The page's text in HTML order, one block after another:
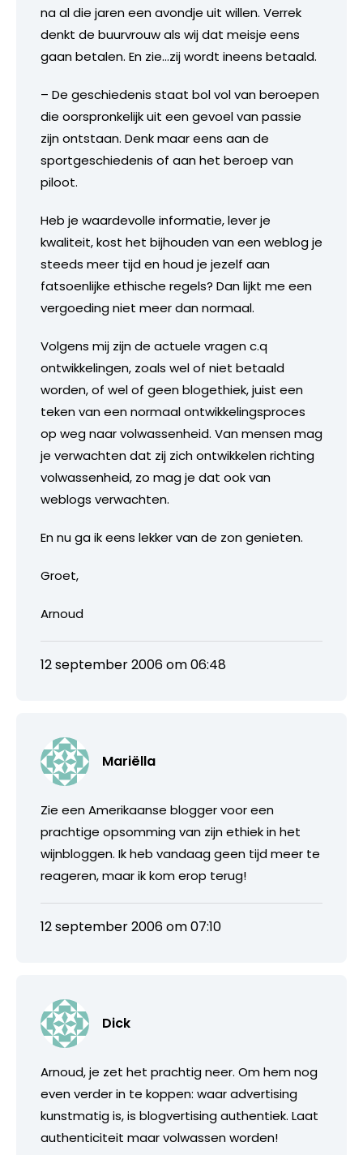
na al die jaren een avondje uit willen. Verrek
denkt de buurvrouw als wij dat meisje eens
gaan betalen. En zie…zij wordt ineens betaald.
– De geschiedenis staat bol vol van beroepen
die oorspronkelijk uit een gevoel van passie
zijn ontstaan. Denk maar eens aan de
sportgeschiedenis of aan het beroep van
piloot.
Heb je waardevolle informatie, lever je
kwaliteit, kost het bijhouden van een weblog je
steeds meer tijd en houd je jezelf aan
fatsoenlijke ethische regels? Dan lijkt me een
vergoeding niet meer dan normaal.
Volgens mij zijn de actuele vragen c.q
ontwikkelingen, zoals wel of niet betaald
worden, of wel of geen blogethiek, juist een
teken van een normaal ontwikkelingsproces
op weg naar volwassenheid. Van mensen mag
je verwachten dat zij zich ontwikkelen richting
volwassenheid, zo mag je dat ook van
weblogs verwachten.
En nu ga ik eens lekker van de zon genieten.
Groet,
Arnoud
12 september 2006 om 06:48
Mariëlla
Zie een Amerikaanse blogger voor een
prachtige opsomming van zijn ethiek in het
wijnbloggen. Ik heb vandaag geen tijd meer te
reageren, maar ik kom erop terug!
12 september 2006 om 07:10
Dick
Arnoud, je zet het prachtig neer. Om hem nog
even verder in te koppen: waar advertising
kunstmatig is, is blogvertising authentiek. Laat
authenticiteit maar volwassen worden!